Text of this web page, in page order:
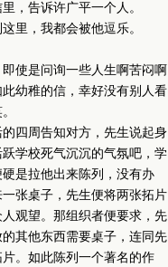
，告诉许广平一个人。
里，我都会被他逗乐。
使是问询一些人生啊苦闷啊
幼稚的信，幸好没有别人看
四周告知对方，先生说起身
学校死气沉沉的气氛吧，学
是拉他出来陈列，没有办
张桌子，先生便将两张拓片
观望。那组织者便要求，先
其他东西需要桌子，连同先
。如此陈列一个著名的作